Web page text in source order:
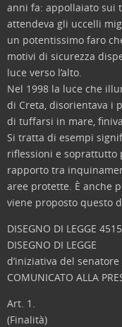
anni fa: appollaiato sui
attendeva gli uccelli
un potentissimo faro
motivi di sicurezza
luce verso l’alto.
Nel 1998 la luce che
di Creta, disorientava i
di tuffarsi in mare,
Si tratta di esempi
riflessioni e soprattutto
rapporto tra
aree protette. È anche
viene proposto questo
DISEGNO DI LEGGE 4515
DISEGNO DI LEGGE
d’iniziativa del senatore
COMUNICATO ALLA
Art. 1.
(Finalità)